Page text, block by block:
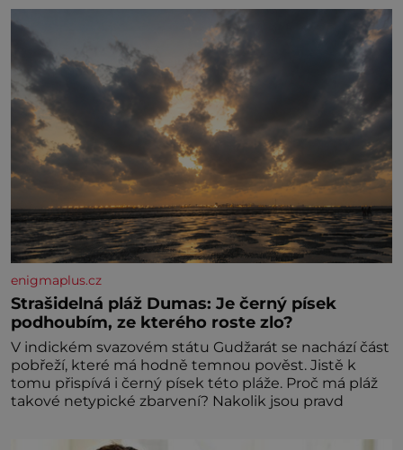
enigmaplus.cz
Strašidelná pláž Dumas: Je černý písek
podhoubím, ze kterého roste zlo?
V indickém svazovém státu Gudžarát se nachází část
pobřeží, které má hodně temnou pověst. Jistě k
tomu přispívá i černý písek této pláže. Proč má pláž
takové netypické zbarvení? Nakolik jsou pravd